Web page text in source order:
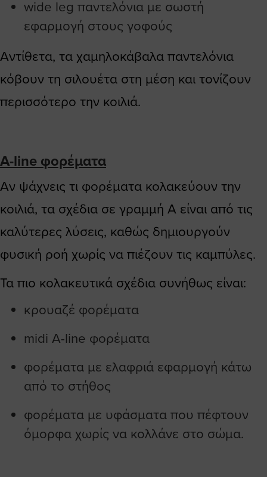
wide leg παντελόνια με σωστή
εφαρμογή στους γοφούς
Αντίθετα, τα χαμηλοκάβαλα παντελόνια
κόβουν τη σιλουέτα στη μέση και τονίζουν
περισσότερο την κοιλιά.
A-line φορέματα
Αν ψάχνεις τι φορέματα κολακεύουν την
κοιλιά, τα σχέδια σε γραμμή Α είναι από τις
καλύτερες λύσεις, καθώς δημιουργούν
φυσική ροή χωρίς να πιέζουν τις καμπύλες.
Τα πιο κολακευτικά σχέδια συνήθως είναι:
κρουαζέ φορέματα
midi A-line φορέματα
φορέματα με ελαφριά εφαρμογή κάτω
από το στήθος
φορέματα με υφάσματα που πέφτουν
όμορφα χωρίς να κολλάνε στο σώμα.